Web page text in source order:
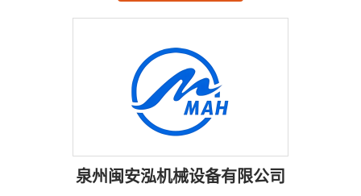
泉州闽安泓机械设备有限公司